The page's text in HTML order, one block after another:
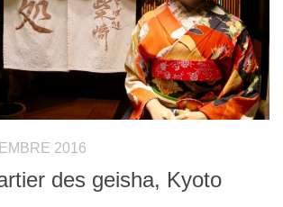
2016
des geisha, Kyoto